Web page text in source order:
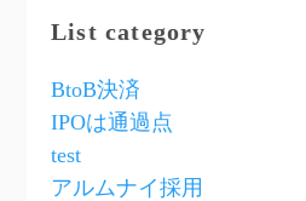
List category
BtoB決済
IPOは通過点
test
アルムナイ採用